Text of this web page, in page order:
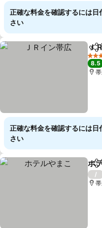
正確な料金を確認するには日
さい
シ
Ｊ
3 ホ
8.5
正確な料金を確認するには日
さい
シ
ホ
/